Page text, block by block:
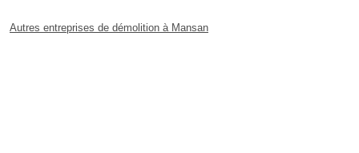
Autres entreprises de démolition à Mansan